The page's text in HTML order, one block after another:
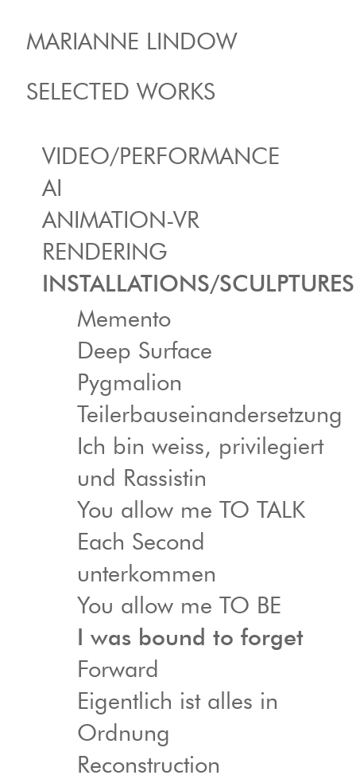
MARIANNE LINDOW
SELECTED WORKS
VIDEO/PERFORMANCE
AI
ANIMATION-VR
RENDERING
INSTALLATIONS/SCULPTURES
Memento
Deep Surface
Pygmalion
Teilerbauseinandersetzung
Ich bin weiss, privilegiert
und Rassistin
You allow me TO TALK
Each Second
unterkommen
You allow me TO BE
I was bound to forget
Forward
Eigentlich ist alles in
Ordnung
Reconstruction